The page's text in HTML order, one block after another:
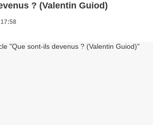
? (Valentin Guiod)